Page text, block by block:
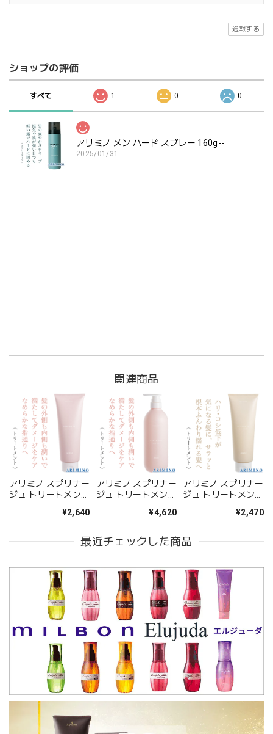
通報する
ショップの評価
すべて 1 0 0
アリミノ メン ハード スプレー 160g--
2025/01/31
関連商品
アリミノ スプリナー
ジュ トリートメント
¥2,640
アリミノ スプリナー
ジュ トリートメント
680g(ポンプ)--¥4,620
アリミノ スプリナー
ジュ トリートメント
¥2,470
最近チェックした商品